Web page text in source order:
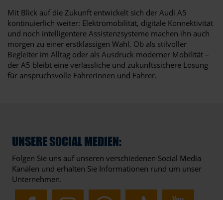
Mit Blick auf die Zukunft entwickelt sich der Audi A5
kontinuierlich weiter: Elektromobilität, digitale Konnektivität
und noch intelligentere Assistenzsysteme machen ihn auch
morgen zu einer erstklassigen Wahl. Ob als stilvoller
Begleiter im Alltag oder als Ausdruck moderner Mobilität –
der A5 bleibt eine verlässliche und zukunftssichere Lösung
für anspruchsvolle Fahrerinnen und Fahrer.
UNSERE SOCIAL MEDIEN:
Folgen Sie uns auf unseren verschiedenen Social Media
Kanälen und erhalten Sie Informationen rund um unser
Unternehmen.